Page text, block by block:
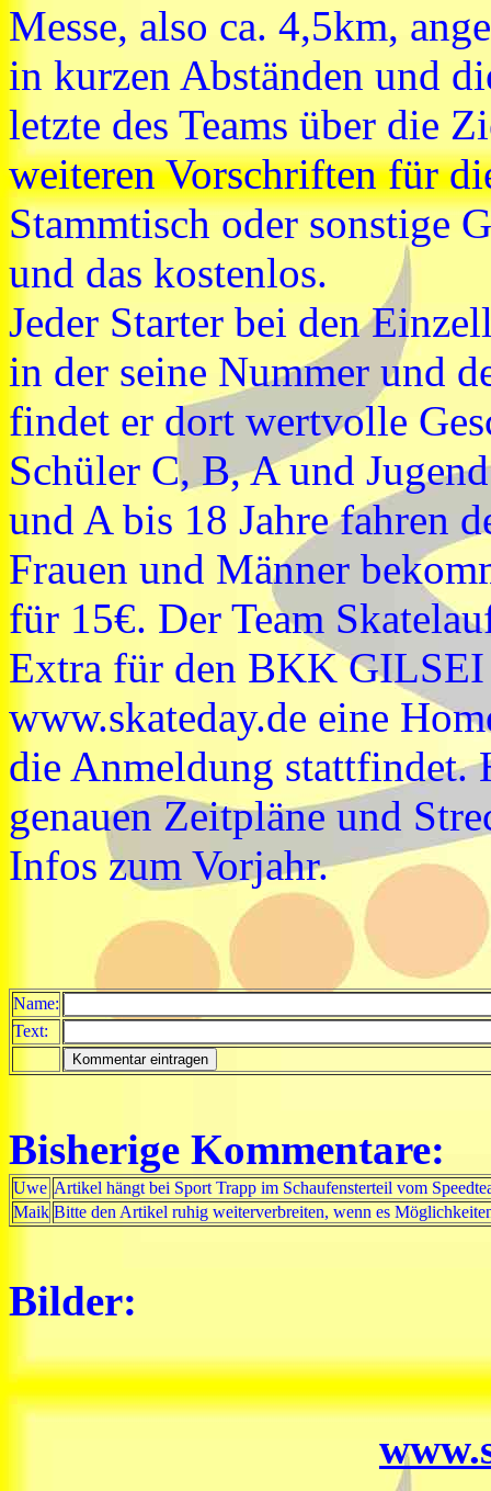
Messe, also ca. 4,5km,
in kurzen Abständen und
letzte des Teams über die
weiteren Vorschriften für
Stammtisch oder sonstige
und das kostenlos.
Jeder Starter bei den
in der seine Nummer und
findet er dort wertvolle
Schüler C, B, A und
und A bis 18 Jahre fahren
Frauen und Männer
für 15€. Der Team
Extra für den BKK GILSEI
www.skateday.de eine
die Anmeldung stattfindet.
genauen Zeitpläne und
Infos zum Vorjahr.
Name:
Text:
Bisherige Kommentare:
Uwe Artikel hängt bei Sport Trapp im Schaufensterteil vom
Maik Bitte den Artikel ruhig weiterverbreiten, wenn es
Bilder: